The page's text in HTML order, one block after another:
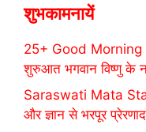
शुभकामनायें
25+ Good Morning
शुरुआत भगवान विष्णु के
Saraswati Mata
और ज्ञान से भरपूर